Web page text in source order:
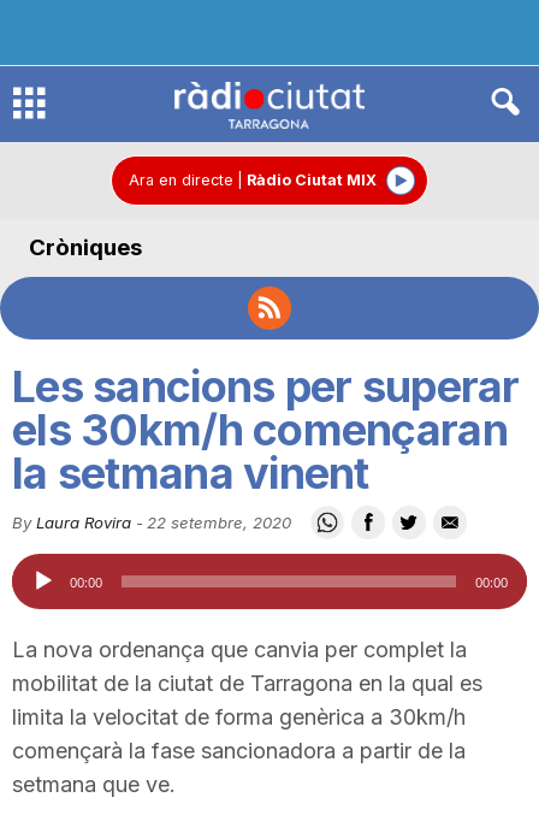
R
d
o
C
u
t
a
Ara en directe Ràdio Ciutat MIX
Cròniques
Les sancions per superar
els 30km/h començaran
la setmana vinent
By Laura Rovira - 22 setembre, 2020
Reproductor
d'àudio
00:00 00:00
La nova ordenança que canvia per complet la
mobilitat de la ciutat de Tarragona en la qual es
limita la velocitat de forma genèrica a 30km/h
començarà la fase sancionadora a partir de la
setmana que ve.